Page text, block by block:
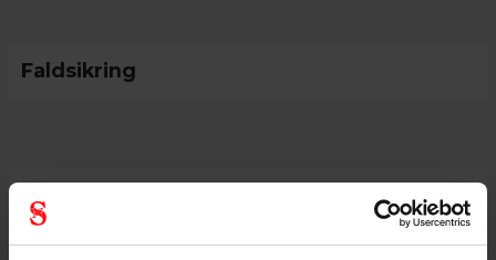
Faldsikring
Personlige værnemidler